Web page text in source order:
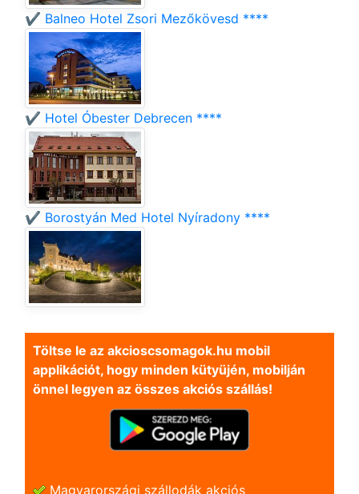
✔️ Balneo Hotel Zsori Mezőkövesd ****
✔️ Hotel Óbester Debrecen ****
✔️ Borostyán Med Hotel Nyíradony ****
Töltse le az akcioscsomagok.hu mobil
applikációt, hogy minden kütyüjén, mobilján
önnel legyen az összes akciós szállás!
Magyarországi szállodák akciós